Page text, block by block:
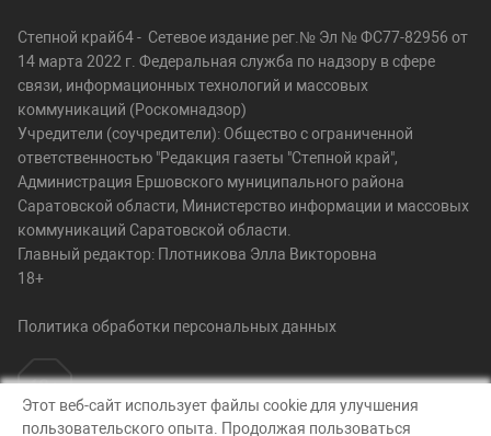
Степной край64 - Сетевое издание рег.№ Эл № ФС77-82956 от
14 марта 2022 г. Федеральная служба по надзору в сфере
связи, информационных технологий и массовых
коммуникаций (Роскомнадзор)
Учредители (соучредители): Общество с ограниченной
ответственностью "Редакция газеты "Степной край",
Администрация Ершовского муниципального района
Саратовской области, Министерство информации и массовых
коммуникаций Саратовской области.
Главный редактор: Плотникова Элла Викторовна
18+
Политика обработки персональных данных
Этот веб-сайт использует файлы cookie для улучшения
пользовательского опыта. Продолжая пользоваться